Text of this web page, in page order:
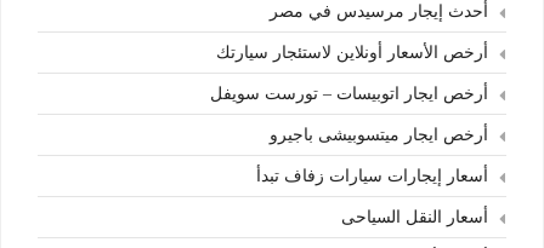
أحدث إيجار مرسيدس في مصر
أرخص الأسعار أونلاين لاستئجار سيارتك
أرخص ايجار اتوبيسات – تورست سويفل
أرخص ايجار ميتسوبيشى باجيرو
أسعار إيجارات سيارات زفاف تبدأ
أسعار النقل السياحى